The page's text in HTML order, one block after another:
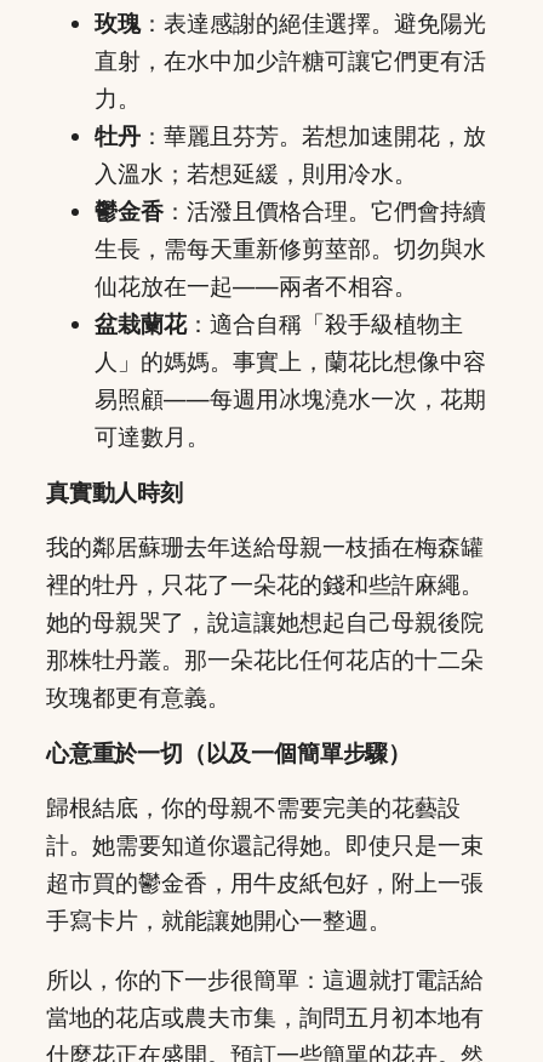
玫瑰：表達感謝的絕佳選擇。避免陽光
直射，在水中加少許糖可讓它們更有活
力。
牡丹 ：華麗且芬芳。若想加速開花，放
入溫水；若想延緩，則用冷水。
鬱金香：活潑且價格合理。它們會持續
生長，需每天重新修剪莖部。切勿與水
仙花放在一起——兩者不相容。
盆栽蘭花：適合自稱「殺手級植物主
人」的媽媽。事實上，蘭花比想像中容
易照顧——每週用冰塊澆水一次，花期
可達數月。
真實動人時刻
我的鄰居蘇珊去年送給母親一枝插在梅森罐
裡的牡丹，只花了一朵花的錢和些許麻繩。
她的母親哭了，說這讓她想起自己母親後院
那株牡丹叢。那一朵花比任何花店的十二朵
玫瑰都更有意義。
心意重於一切（以及一個簡單步驟）
歸根結底，你的母親不需要完美的花藝設
計。她需要知道你還記得她。即使只是一束
超市買的鬱金香，用牛皮紙包好，附上一張
手寫卡片，就能讓她開心一整週。
所以，你的下一步很簡單：這週就打電話給
當地的花店或農夫市集，詢問五月初本地有
什麼花正在盛開。預訂一些簡單的花卉。然